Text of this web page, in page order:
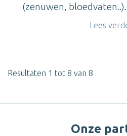
(zenuwen,
Lees
Resultaten 1 tot 8 van 8
Onze